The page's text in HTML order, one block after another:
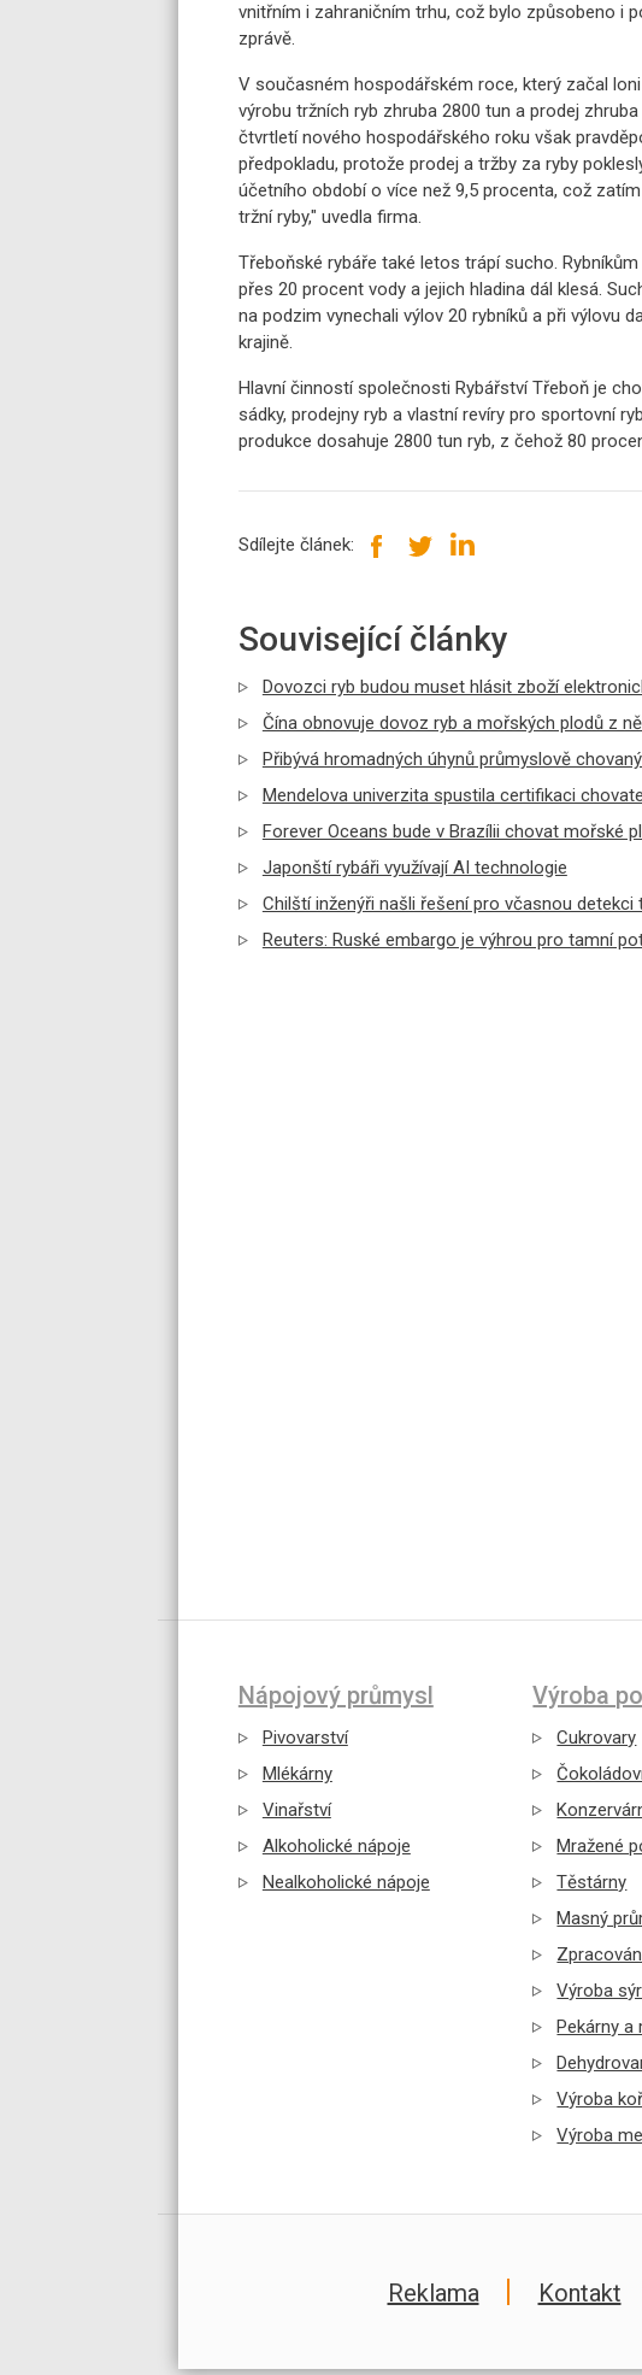
vnitřním i zahraničním trhu, což bylo způsobeno i
zprávě.
V současném hospodářském roce, který začal
výrobu tržních ryb zhruba 2800 tun a prodej
čtvrtletí nového hospodářského roku však
předpokladu, protože prodej a tržby za ryby
účetního období o více než 9,5 procenta, což
tržní ryby," uvedla firma.
Třeboňské rybáře také letos trápí sucho.
přes 20 procent vody a jejich hladina dál klesá.
na podzim vynechali výlov 20 rybníků a při výlovu
krajině.
Hlavní činností společnosti Rybářství Třeboň je
sádky, prodejny ryb a vlastní revíry pro sportovní
produkce dosahuje 2800 tun ryb, z čehož 80
Sdílejte článek:
Související články
Dovozci ryb budou muset hlásit zboží
Čína obnovuje dovoz ryb a mořských plodů z
Přibývá hromadných úhynů průmyslově
Mendelova univerzita spustila certifikaci
Forever Oceans bude v Brazílii chovat mořské
Japonští rybáři využívají AI technologie
Chilští inženýři našli řešení pro včasnou
Reuters: Ruské embargo je výhrou pro tamní
Nápojový průmysl
Pivovarství
Mlékárny
Vinařství
Alkoholické nápoje
Nealkoholické nápoje
Výroba
Cukrovary
Mražené
Těstárny
Masný
Výroba
Pekárny a
Výroba
Výroba
Reklama Kontakt